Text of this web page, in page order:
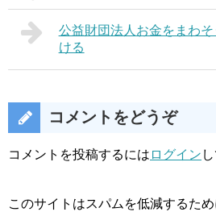
公益財団法人お金をまわ
ける
コメントをどうぞ
コメントを投稿するには ログイン
このサイトはスパムを低減するた